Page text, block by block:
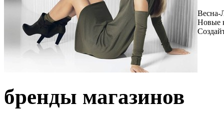
Весна-
Новые
бренды магазинов